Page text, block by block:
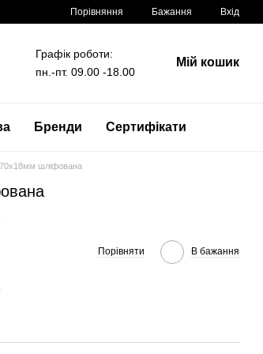
Порівняння Бажання Вхід
Графік роботи:
пн.-пт. 09.00 -18.00
Мій кошик
Бренди Сертифікати
шліфована
Порівняти В бажання